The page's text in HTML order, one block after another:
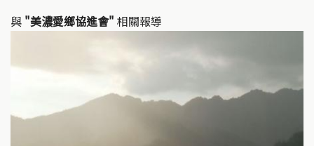
k o
k
與 "美濃愛鄉協進會" 相關報導